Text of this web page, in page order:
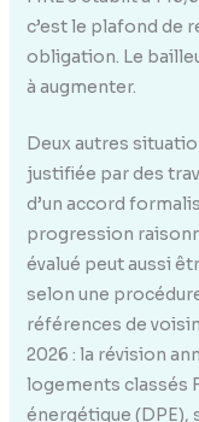
c’est le plafond de
obligation. Le
à augmenter.
Deux autres
justifiée par des
d’un accord
progression
évalué peut aussi
selon une
références de
2026 : la révision
logements classés
énergétique (DPE),